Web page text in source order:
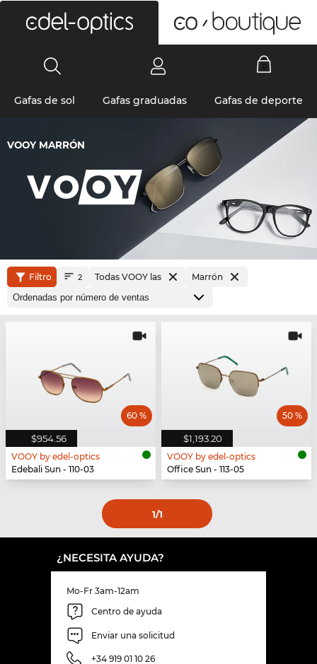
Gafas de sol Gafas graduadas Gafas de deporte
VOOY MARRÓN
Filtro 2 Todas VOOY las Marrón
$954.56
60 %
VOOY by edel-optics
Edebali Sun - 110-03
$1,193.20
50 %
VOOY by edel-optics
Office Sun - 113-05
1/1
¿NECESITA AYUDA?
Mo-Fr 3am-12am
Centro de ayuda
Enviar una solicitud
+34 919 01 10 26